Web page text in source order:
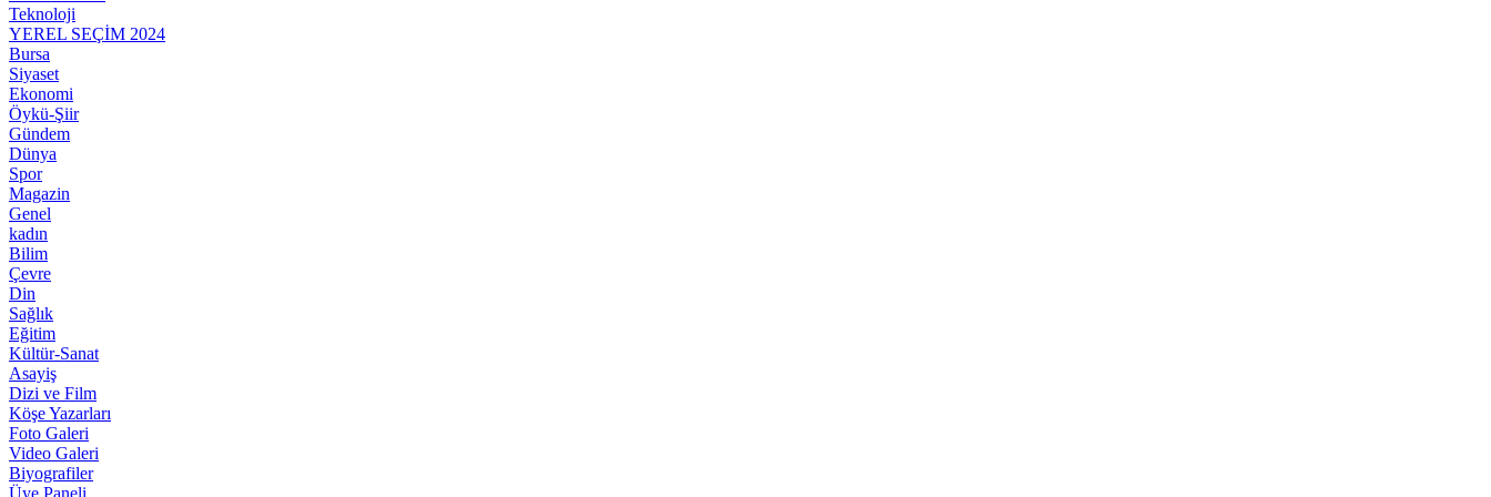
Teknoloji
YEREL SEÇİM 2024
Bursa
Siyaset
Ekonomi
Öykü-Şiir
Gündem
Dünya
Spor
Magazin
Genel
kadın
Bilim
Çevre
Din
Sağlık
Eğitim
Kültür-Sanat
Asayiş
Dizi ve Film
Köşe Yazarları
Foto Galeri
Video Galeri
Biyografiler